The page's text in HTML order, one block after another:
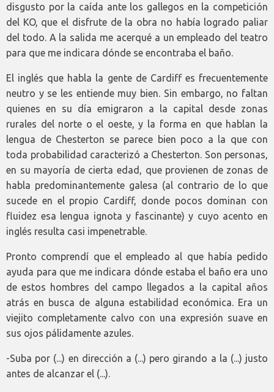
disgusto por la caída ante los gallegos en la competición
del KO, que el disfrute de la obra no había logrado paliar
del todo. A la salida me acerqué a un empleado del teatro
para que me indicara dónde se encontraba el baño.
El inglés que habla la gente de Cardiff es frecuentemente
neutro y se les entiende muy bien. Sin embargo, no faltan
quienes en su día emigraron a la capital desde zonas
rurales del norte o el oeste, y la forma en que hablan la
lengua de Chesterton se parece bien poco a la que con
toda probabilidad caracterizó a Chesterton. Son personas,
en su mayoría de cierta edad, que provienen de zonas de
habla predominantemente galesa (al contrario de lo que
sucede en el propio Cardiff, donde pocos dominan con
fluidez esa lengua ignota y fascinante) y cuyo acento en
inglés resulta casi impenetrable.
Pronto comprendí que el empleado al que había pedido
ayuda para que me indicara dónde estaba el baño era uno
de estos hombres del campo llegados a la capital años
atrás en busca de alguna estabilidad económica. Era un
viejito completamente calvo con una expresión suave en
sus ojos pálidamente azules.
-Suba por (...) en dirección a (...) pero girando a la (...) justo
antes de alcanzar el (...).